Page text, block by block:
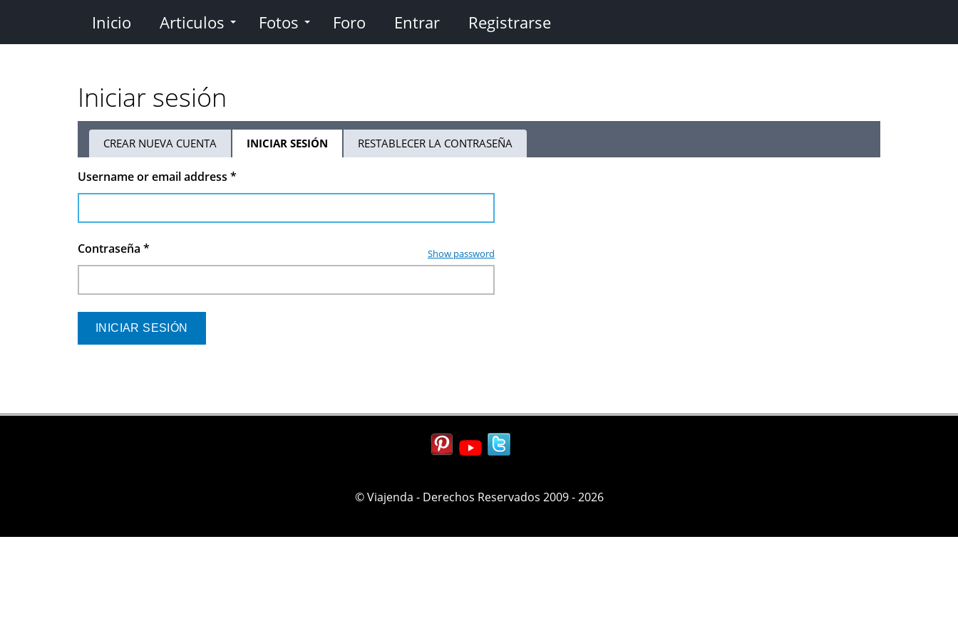
contenido
Inicio Articulos Fotos Foro Entrar Registrarse
Iniciar sesión
Solapas
principales
CREAR NUEVA CUENTA INICIAR SESIÓN (SOLAPA
ACTIVA)
RESTABLECER LA CONTRASEÑA
Username or email address *
Contraseña * Show password
© Viajenda - Derechos Reservados 2009 - 2026